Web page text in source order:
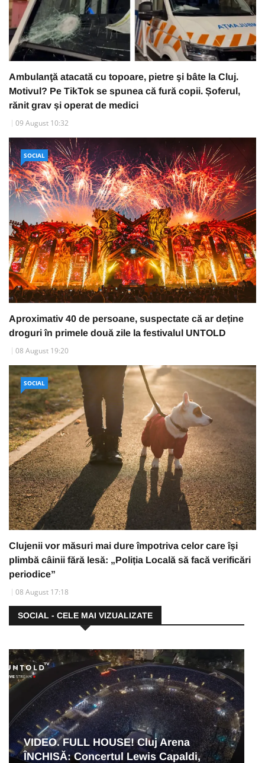
Ambulanţă atacată cu topoare, pietre şi bâte la Cluj.
Motivul? Pe TikTok se spunea că fură copii. Șoferul,
rănit grav și operat de medici
09 August 10:32
SOCIAL
Aproximativ 40 de persoane, suspectate că ar deține
droguri în primele două zile la festivalul UNTOLD
08 August 19:20
SOCIAL
Clujenii vor măsuri mai dure împotriva celor care își
plimbă câinii fără lesă: „Poliția Locală să facă verificări
periodice”
08 August 17:18
SOCIAL - CELE MAI VIZUALIZATE
VIDEO. FULL HOUSE! Cluj Arena
ÎNCHISĂ: Concertul Lewis Capaldi,